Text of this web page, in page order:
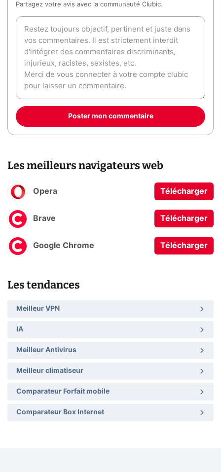
Partagez votre avis avec la communauté Clubic.
Poster mon commentaire
Les meilleurs navigateurs web
Opera Télécharger
Brave Télécharger
Google Chrome Télécharger
Les tendances
Meilleur VPN
IA
Meilleur Antivirus
Meilleur climatiseur
Comparateur Forfait mobile
Comparateur Box Internet